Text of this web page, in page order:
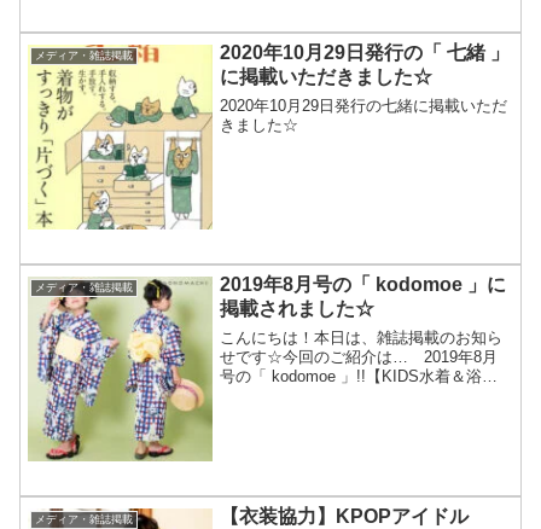
メディア・雑誌掲載
2020年10月29日発行の「 七緒 」
に掲載いただきました☆
2020年10月29日発行の七緒に掲載いただ
きました☆
メディア・雑誌掲載
2019年8月号の「 kodomoe 」に
掲載されました☆
こんにちは！本日は、雑誌掲載のお知ら
せです☆今回のご紹介は… 2019年8月
号の「 kodomoe 」!!【KIDS水着＆浴
メディア・雑誌掲載
【衣装協力】KPOPアイドル